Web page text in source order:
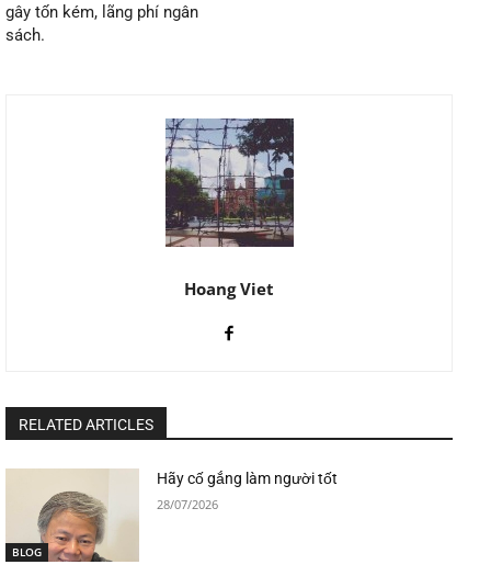
gây tốn kém, lãng phí ngân
sách.
Hoang Viet
RELATED ARTICLES
BLOG
Hãy cố gắng làm người tốt
28/07/2026